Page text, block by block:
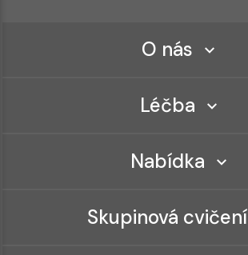
O nás
Léčba
Nabídka
Skupinová cvičení